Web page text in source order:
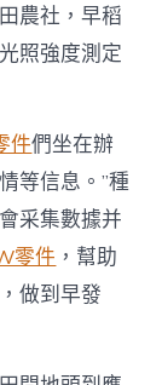
農社，早稻
照強度測定
件們坐在辦
等信息。”種
采集數據并
零件 ，幫助
做到早發